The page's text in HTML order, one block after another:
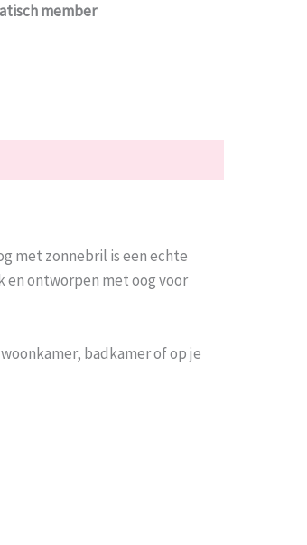
member
met zonnebril is een echte
ontworpen met oog voor
badkamer of op je